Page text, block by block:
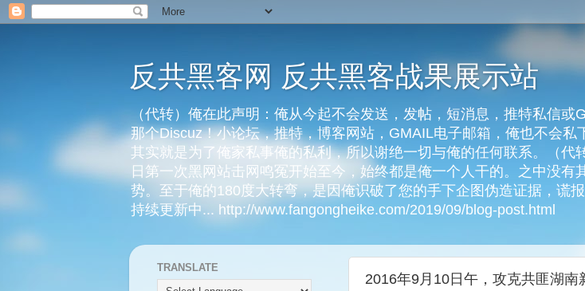
反共黑客网 反共黑客战果展示站
（代转）俺在此声明：俺从今起不会发送，发帖，短消息，推特私信
那个Discuz！小论坛，推特，博客网站，GMAIL电子邮箱，俺也不会
其实就是为了俺家私事俺的私利，所以谢绝一切与俺的任何联系。（
日第一次黑网站击网鸣冤开始至今，始终都是俺一个人干的。之中没有
势。至于俺的180度大转弯，是因俺识破了您的手下企图伪造证据，谎
持续更新中... http://www.fangongheike.com/2019/09/blog-post.html
2016年9月10日午，攻克共匪湖南
TRANSLATE